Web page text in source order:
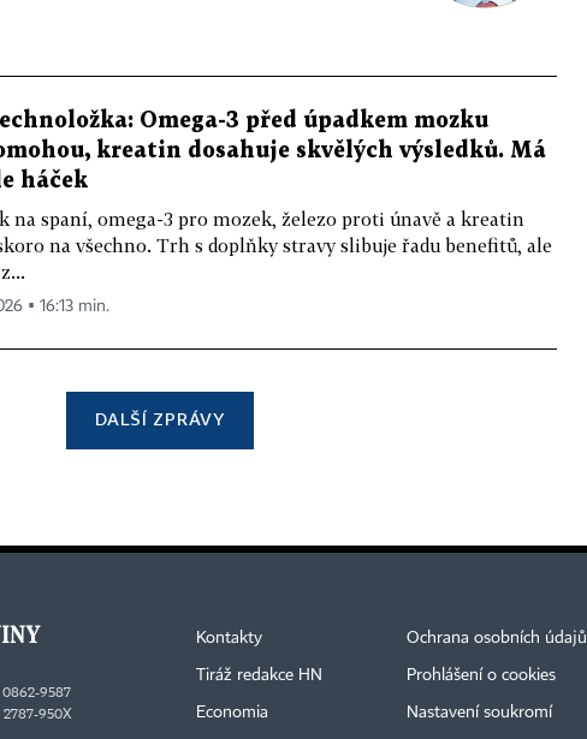
Omega-3 před úpadkem mozku
kreatin dosahuje skvělých výsledků. Má
háček
na spaní, omega-3 pro mozek, železo proti únavě a kreatin
na všechno. Trh s doplňky stravy slibuje řadu benefitů, ale
▪ 16:13 min.
DALŠÍ ZPRÁVY
9587
950X
Kontakty
Tiráž redakce HN
Economia
Ochrana osobních údajů
Prohlášení o cookies
Nastavení soukromí